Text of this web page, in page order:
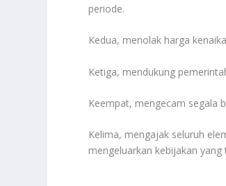
periode.
Kedua, menolak harga
Ketiga, mendukung
Keempat, mengecam segala
Kelima, mengajak seluruh
mengeluarkan kebijakan